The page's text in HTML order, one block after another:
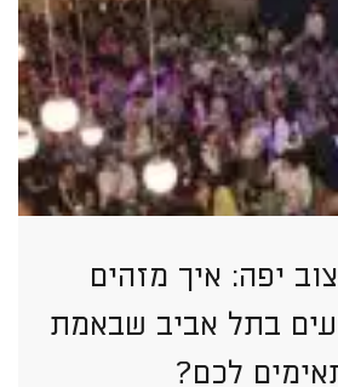
יפה: איך מזהים
בתל אביב שבאמת
לכם?